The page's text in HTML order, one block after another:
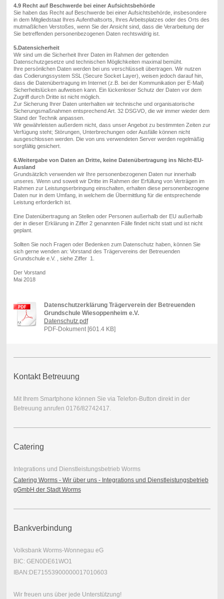
4.9 Recht auf Beschwerde bei einer Aufsichtsbehörde
Sie haben das Recht auf Beschwerde bei einer Aufsichtsbehörde, insbesondere
in dem Mitgliedstaat Ihres Aufenthaltsorts, Ihres Arbeitsplatzes oder des Orts des
mutmaßlichen Verstoßes, wenn Sie der Ansicht sind, dass die Verarbeitung der
Sie betreffenden personenbezogenen Daten rechtswidrig ist.
5.Datensicherheit
Wir sind um die Sicherheit Ihrer Daten im Rahmen der geltenden
Datenschutzgesetze und technischen Möglichkeiten maximal bemüht.
Ihre persönlichen Daten werden bei uns verschlüsselt übertragen. Wir nutzen
das Codierungssystem SSL (Secure Socket Layer), weisen jedoch darauf hin,
dass die Datenübertragung im Internet (z.B. bei der Kommunikation per E-Mail)
Sicherheitslücken aufweisen kann. Ein lückenloser Schutz der Daten vor dem
Zugriff durch Dritte ist nicht möglich.
Zur Sicherung Ihrer Daten unterhalten wir technische und organisatorische
Sicherungsmaßnahmen entsprechend Art. 32 DSGVO, die wir immer wieder dem
Stand der Technik anpassen.
Wir gewährleisten außerdem nicht, dass unser Angebot zu bestimmten Zeiten zur
Verfügung steht; Störungen, Unterbrechungen oder Ausfälle können nicht
ausgeschlossen werden. Die von uns verwendeten Server werden regelmäßig
sorgfältig gesichert.
6.Weitergabe von Daten an Dritte, keine Datenübertragung ins Nicht-EU-
Ausland
Grundsätzlich verwenden wir Ihre personenbezogenen Daten nur innerhalb
unseres. Wenn und soweit wir Dritte im Rahmen der Erfüllung von Verträgen im
Rahmen zur Leistungserbringung einschalten, erhalten diese personenbezogene
Daten nur in dem Umfang, in welchem die Übermittlung für die entsprechende
Leistung erforderlich ist.
Eine Datenübertragung an Stellen oder Personen außerhalb der EU außerhalb
der in dieser Erklärung in Ziffer 2 genannten Fälle findet nicht statt und ist nicht
geplant.
Sollten Sie noch Fragen oder Bedenken zum Datenschutz haben, können Sie
sich gerne wenden an: Vorstand des Trägervereins der Betreuenden
Grundschule e.V. , siehe Ziffer 1.
Der Vorstand
Mai 2018
Datenschutzerklärung Trägerverein der Betreuenden
Grundschule Wiesoppenheim e.V.
Datenschutz.pdf
PDF-Dokument [601.4 KB]
Kontakt Betreuung
Mit Ihrem Smartphone können Sie via Telefon-Button direkt in der
Betreuung anrufen 0176/82742417.
Catering
Integrations und Dienstleistungsbetrieb Worms
Catering Worms - Wir über uns - Integrations und Dienstleistungsbetrieb
gGmbH der Stadt Worms
Bankverbindung
Volksbank Worms-Wonnegau eG
BIC: GEN0DE61WO1
IBAN:DE71553900000017010603
Wir freuen uns über jede Unterstützung!